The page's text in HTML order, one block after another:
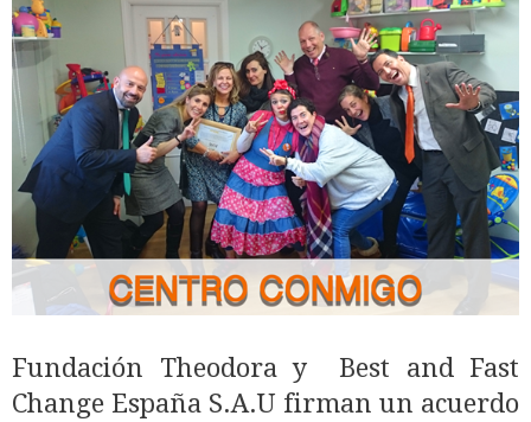
Fundación Theodora y Best and Fast
Change España S.A.U firman un acuerdo